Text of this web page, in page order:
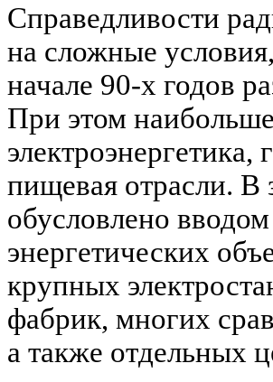
Справедливости
на сложные
начале 90-х годов
При этом
электроэнергетика,
пищевая отрасли. В
обусловлено
энергетических
крупных
фабрик, многих
а также отдельных